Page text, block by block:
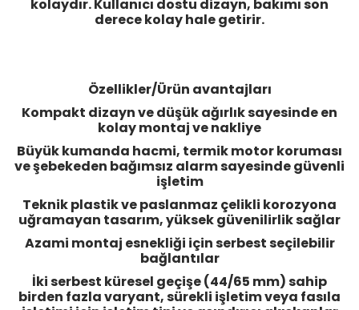
kolaydır. Kullanıcı dostu dizayn, bakımı son
derece kolay hale getirir.
Özellikler/Ürün avantajları
Kompakt dizayn ve düşük ağırlık sayesinde en
kolay montaj ve nakliye
Büyük kumanda hacmi, termik motor koruması
ve şebekeden bağımsız alarm sayesinde güvenli
işletim
Teknik plastik ve paslanmaz çelikli korozyona
uğramayan tasarım, yüksek güvenilirlik sağlar
Azami montaj esnekliği için serbest seçilebilir
bağlantılar
İki serbest küresel geçişe (44/65 mm) sahip
birden fazla varyant, sürekli işletim veya fasıla